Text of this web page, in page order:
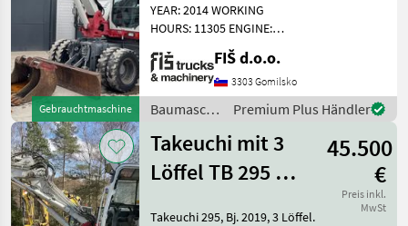
Gebrauchtmaschine
BUCKETS
YEAR: 2014 WORKING
HOURS: 11305 ENGINE:
DIESEL ISUZU - 77KW
10800KG POWERTILT
HYDRAULIC QUICK HITCH
PLOUGH LIGHTS AIR
CONDITION RADIO HEATED
SEAT CLOSED H
FIŠ d.o.o.
3303 Gomilsko
BaumaschinenPremium Plus Händler
Takeuchi mit 3
Löffel TB 295 W-
45.500
€
Preis inkl.
MwSt
Takeuchi 295, Bj. 2019, 3 Löffel.